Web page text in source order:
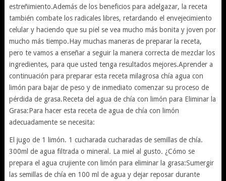
estreñimiento.Además de los beneficios para adelgazar, la receta
también combate los radicales libres, retardando el envejecimiento
celular y haciendo que su piel se vea mucho más bonita y joven por
mucho más tiempo.Hay muchas maneras de preparar la receta,
pero te vamos a enseñar a seguir la manera correcta de mezclar los
ingredientes, para que usted tenga resultados mejores.Aprender a
continuación para preparar esta receta milagrosa chía agua con
limón para bajar de peso y de inmediato comenzar su proceso de
pérdida de grasa.Receta del agua de chía con limón para Eliminar la
Grasa:Para hacer esta receta de agua de chía con limón
adecuadamente se necesita:
El jugo de 1 limón. 1 cucharada cucharadas de semillas de chía.
300ml de agua filtrada o mineral. La miel al gusto. ¿Cómo se
prepara el agua crujiente con limón para eliminar la grasa:Sumergir
las semillas de chía en 100 ml de agua y dejar reposar durante